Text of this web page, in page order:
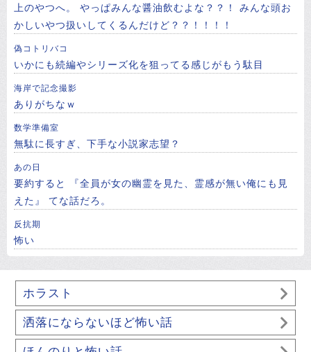
上のやつへ。 やっぱみんな醤油飲むよな？？！ みんな頭お
かしいやつ扱いしてくるんだけど？？！！！！
偽コトリバコ
いかにも続編やシリーズ化を狙ってる感じがもう駄目
海岸で記念撮影
ありがちなｗ
数学準備室
無駄に長すぎ、下手な小説家志望？
あの日
要約すると 『全員が女の幽霊を見た、霊感が無い俺にも見
えた』 てな話だろ。
反抗期
怖い
ホラスト
洒落にならないほど怖い話